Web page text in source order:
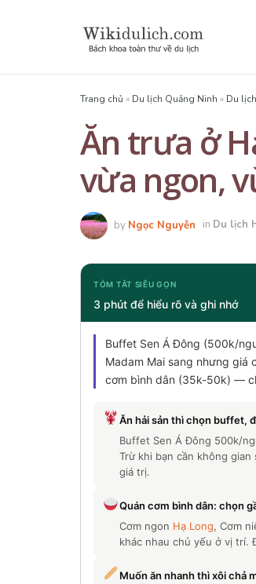
Trang chủ » Du lịch Quảng Ninh » Du
Ăn trưa ở
vừa ngon,
by Ngọc Nguyễn in Du lịch
TÓM TẮT SIÊU GỌN
3 phút để hiểu rõ và ghi nhớ
Buffet Sen Á Đông (500k/
Madam Mai sang nhưng giá
cơm bình dân (35k-50k) —
Ăn hải sản thì chọn buffet,
Buffet Sen Á Đông 500k/
Trừ khi bạn cần không
giá trị.
Quán cơm bình dân: chọn
Cơm ngon Hạ Long, Cơm
khác nhau chủ yếu ở vị trí.
Muốn ăn nhanh thì xôi chả